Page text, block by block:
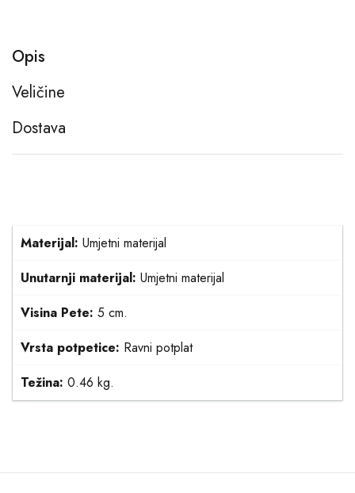
Opis
Veličine
Dostava
Materijal: Umjetni materijal
Unutarnji materijal: Umjetni materijal
Visina Pete: 5 cm.
Vrsta potpetice: Ravni potplat
Težina: 0.46 kg.